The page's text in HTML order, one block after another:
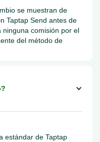
se muestran de
Taptap Send antes de
ninguna comisión por el
del método de
estándar de Taptap